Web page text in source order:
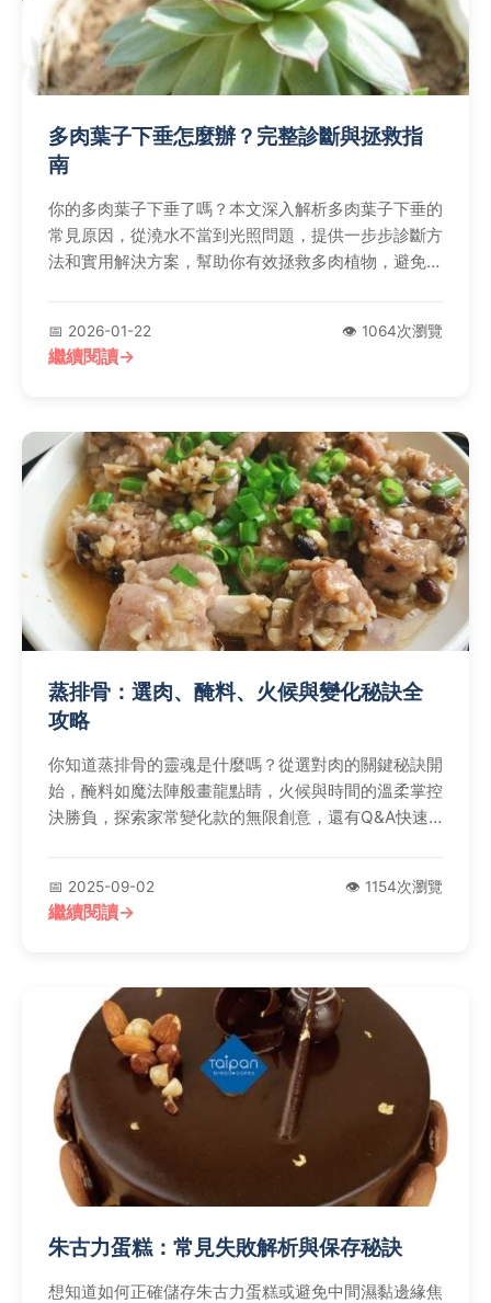
多肉葉子下垂怎麼辦？完整診斷與拯救指
南
你的多肉葉子下垂了嗎？本文深入解析多肉葉子下垂的
常見原因，從澆水不當到光照問題，提供一步步診斷方
法和實用解決方案，幫助你有效拯救多肉植物，避免葉
📅 2026-01-22 👁️ 1064次瀏覽
繼續閱讀
蒸排骨：選肉、醃料、火候與變化秘訣全
攻略
你知道蒸排骨的靈魂是什麼嗎？從選對肉的關鍵秘訣開
始，醃料如魔法陣般畫龍點睛，火候與時間的溫柔掌控
決勝負，探索家常變化款的無限創意，還有Q&A快速
📅 2025-09-02 👁️ 1154次瀏覽
繼續閱讀
朱古力蛋糕：常見失敗解析與保存秘訣
想知道如何正確儲存朱古力蛋糕或避免中間濕黏邊緣焦